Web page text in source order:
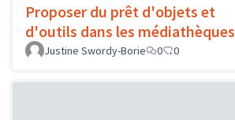
Proposer du prêt d'objets et
d'outils dans les médiathèques
Justine Swordy-Borie
0 0